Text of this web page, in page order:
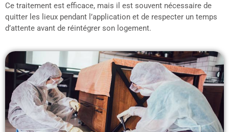
Ce traitement est efficace, mais il est souvent nécessaire de
quitter les lieux pendant l’application et de respecter un temps
d’attente avant de réintégrer son logement.